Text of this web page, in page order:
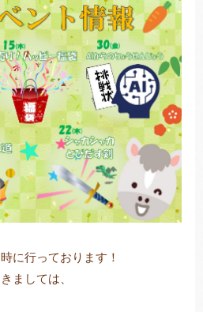
に行っております！
ましては、